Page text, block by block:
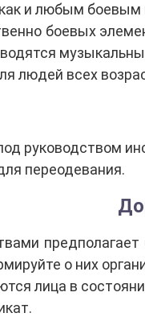
и любым боевым
боевых
людей всех
руководством
переодевания.
о них
лица в